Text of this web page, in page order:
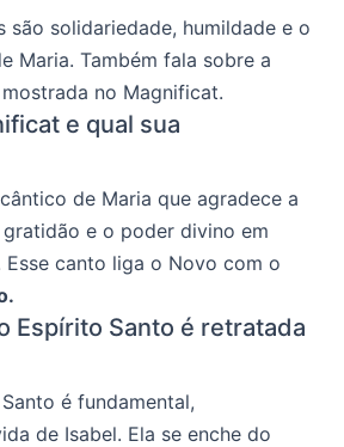
são solidariedade, humildade e o
Maria. Também fala sobre a
no Magnificat.
e qual sua
de Maria que agradece a
gratidão e o poder divino em
Esse canto liga o Novo com o
Espírito Santo é retratada
é fundamental,
de Isabel. Ela se enche do